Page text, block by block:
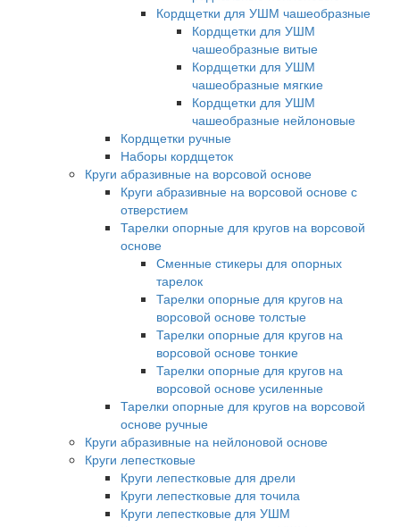
Кордщетки для УШМ чашеобразные
Кордщетки для УШМ
чашеобразные витые
Кордщетки для УШМ
чашеобразные мягкие
Кордщетки для УШМ
чашеобразные нейлоновые
Кордщетки ручные
Наборы кордщеток
Круги абразивные на ворсовой основе
Круги абразивные на ворсовой основе с
отверстием
Тарелки опорные для кругов на ворсовой
основе
Сменные стикеры для опорных
тарелок
Тарелки опорные для кругов на
ворсовой основе толстые
Тарелки опорные для кругов на
ворсовой основе тонкие
Тарелки опорные для кругов на
ворсовой основе усиленные
Тарелки опорные для кругов на ворсовой
основе ручные
Круги абразивные на нейлоновой основе
Круги лепестковые
Круги лепестковые для дрели
Круги лепестковые для точила
Круги лепестковые для УШМ